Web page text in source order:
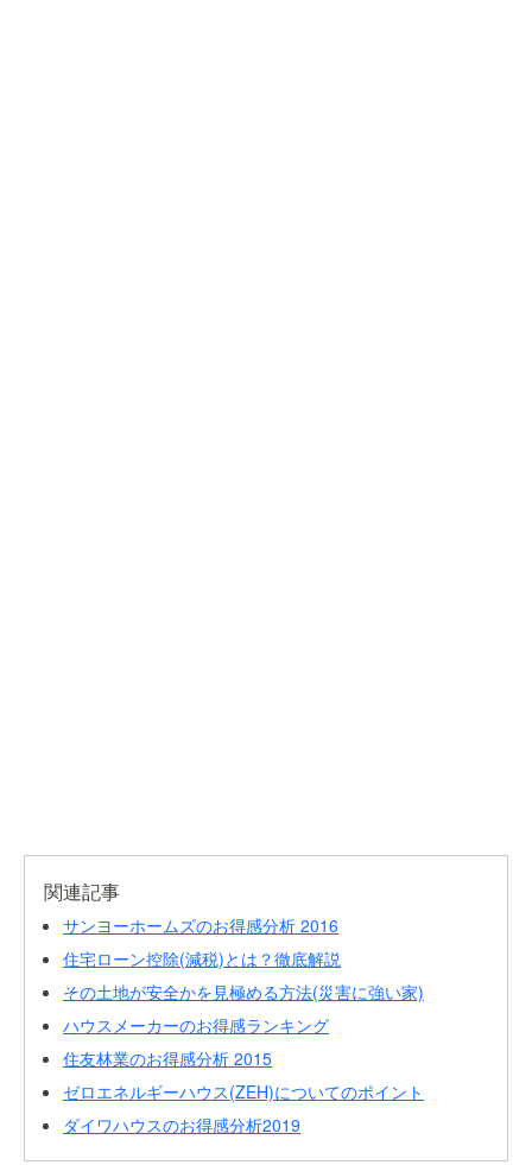
関連記事
サンヨーホームズのお得感分析 2016
住宅ローン控除(減税)とは？徹底解説
その土地が安全かを見極める方法(災害に強い家)
ハウスメーカーのお得感ランキング
住友林業のお得感分析 2015
ゼロエネルギーハウス(ZEH)についてのポイント
ダイワハウスのお得感分析2019